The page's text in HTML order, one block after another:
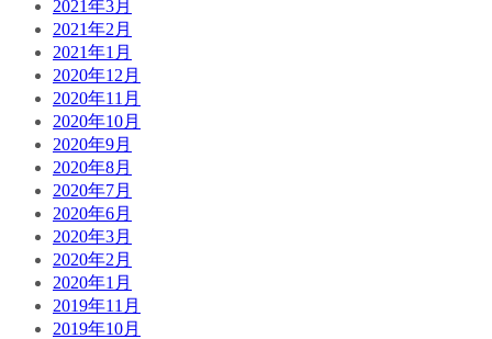
2021年3月
2021年2月
2021年1月
2020年12月
2020年11月
2020年10月
2020年9月
2020年8月
2020年7月
2020年6月
2020年3月
2020年2月
2020年1月
2019年11月
2019年10月